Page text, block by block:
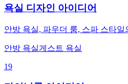
욕실 디자인 아이디어
안방 욕실, 파우더 룸, 스파 스타
안방 욕실게스트 욕실
19